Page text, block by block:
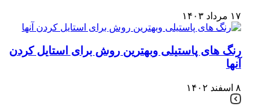
۱۷ مرداد ۱۴۰۳
رنگ های پاستیلی وبهترین روش برای استایل کردن
آنها
۸ اسفند ۱۴۰۲